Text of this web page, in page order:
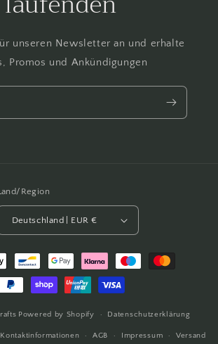
unseren Newsletter an und erhalte
Promos und Ankündigungen
Region
Deutschland | EUR €
Powered by Shopify Datenschutzerklärung
Kontaktinformationen AGB Impressum Versand